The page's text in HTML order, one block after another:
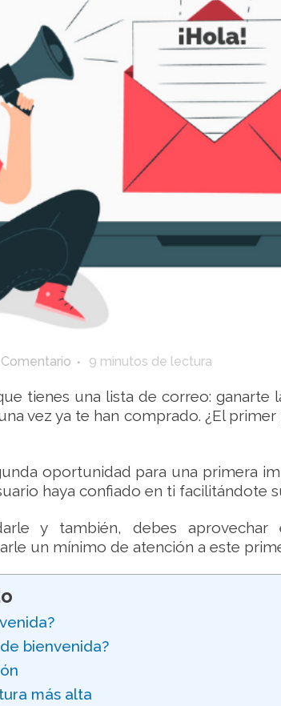
Comentario 9 minutos de lectura
tienes una lista de correo:
vez ya te han comprado. ¿El
oportunidad para una primera
haya confiado en ti facilitándote
y también, debes
un mínimo de atención a este
bienvenida?
más alta